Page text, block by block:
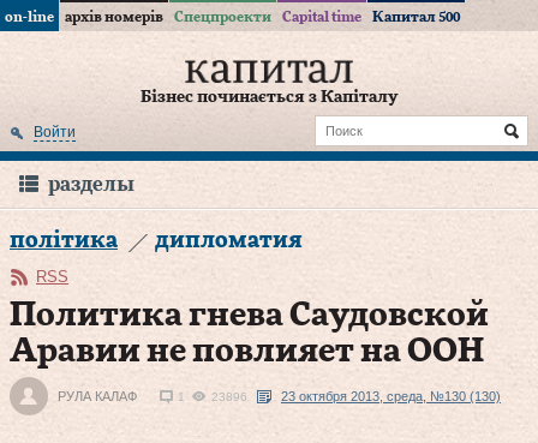
on-line архів номерів Спецпроекти Capital time Капитал 500
Бізнес починається з Капіталу
Войти
разделы
політика дипломатия
RSS
Политика гнева Саудовской
Аравии не повлияет на ООН
РУЛА КАЛАФ 1 23896 23 октября 2013, среда, №130 (130)